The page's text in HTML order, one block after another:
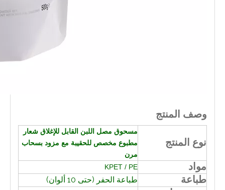
وصف المنتج
نوع المنتج
مسحوق مصل اللبن القابل للإغلاق شعار
مطبوع مخصص للحقيبة مع مزود بسحاب
مرن
مواد KPET / PE
طباعة طباعة الحفر (حتى 10 ألوان)